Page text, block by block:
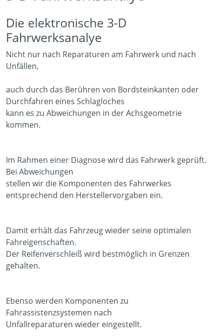
Die elektronische 3-D
Fahrwerksanalye
Nicht nur nach Reparaturen am Fahrwerk und nach
Unfällen,
auch durch das Berühren von Bordsteinkanten oder
Durchfahren eines Schlagloches
kann es zu Abweichungen in der Achsgeometrie
kommen.
Im Rahmen einer Diagnose wird das Fahrwerk geprüft.
Bei Abweichungen
stellen wir die Komponenten des Fahrwerkes
entsprechend den Herstellervorgaben ein.
Damit erhält das Fahrzeug wieder seine optimalen
Fahreigenschaften.
Der Reifenverschleiß wird bestmöglich in Grenzen
gehalten.
Ebenso werden Komponenten zu
Fahrassistenzsystemen nach
Unfallreparaturen wieder eingestellt.